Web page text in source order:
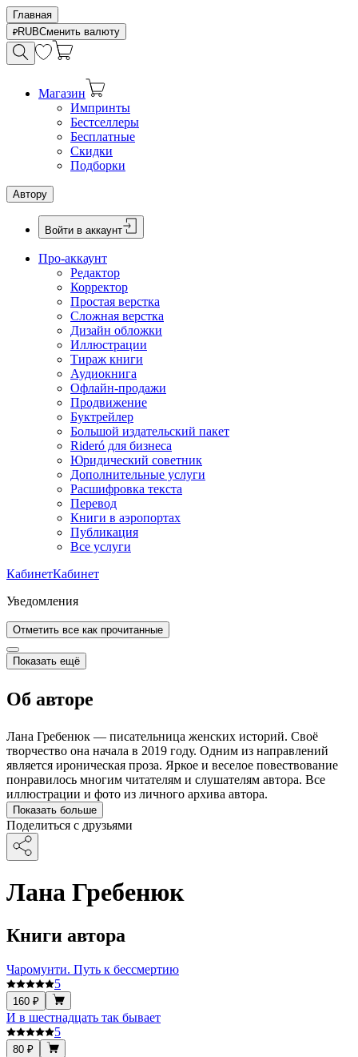
Главная
RUBСменить валюту
Магазин
Импринты
Бестселлеры
Бесплатные
Скидки
Подборки
Автору
Войти в аккаунт
Про-аккаунт
Редактор
Корректор
Простая верстка
Сложная верстка
Дизайн обложки
Иллюстрации
Тираж книги
Аудиокнига
Офлайн-продажи
Продвижение
Буктрейлер
Большой издательский пакет
Rideró для бизнеса
Юридический советник
Дополнительные услуги
Расшифровка текста
Перевод
Книги в аэропортах
Публикация
Все услуги
КабинетКабинет
Уведомления
Отметить все как прочитанные
Показать ещё
Об авторе
Лана Гребенюк — писательница женских историй. Своё
творчество она начала в 2019 году. Одним из направлений
является ироническая проза. Яркое и веселое повествование
понравилось многим читателям и слушателям автора. Все
иллюстрации и фото из личного архива автора.
Показать больше
Поделиться с друзьями
Лана Гребенюк
Книги автора
Чаромунти. Путь к бессмертию
5
160 ₽
И в шестнадцать так бывает
5
80 ₽